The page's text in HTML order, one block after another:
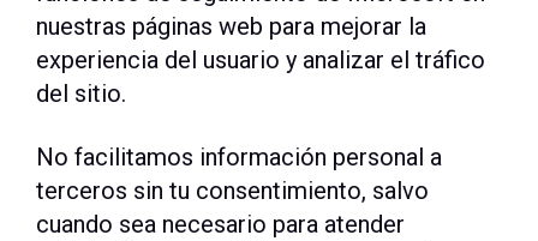
nuestras páginas web para mejorar la
experiencia del usuario y analizar el tráfico
del sitio.
No facilitamos información personal a
terceros sin tu consentimiento, salvo
cuando sea necesario para atender